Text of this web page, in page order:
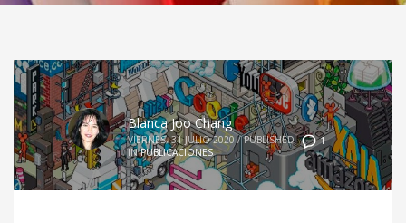
1
Blanca Joo Chang
VIERNES, 31 JULIO 2020 / PUBLISHED
IN PUBLICACIONES